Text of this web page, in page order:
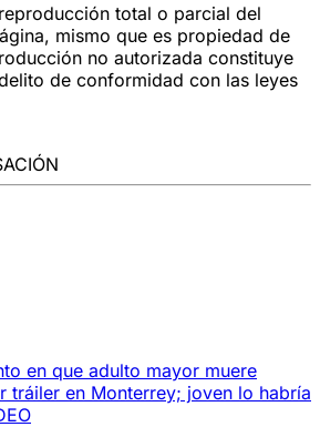
total o parcial del
mismo que es propiedad de
no autorizada constituye
de conformidad con las leyes
en que adulto mayor muere
tráiler en Monterrey; joven lo habría